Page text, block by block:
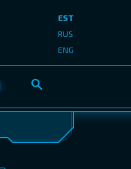
EST
RUS
ENG